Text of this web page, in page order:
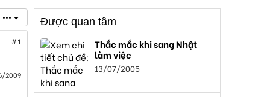
•••
#1
2009
Được quan tâm
Thắc mắc khi sang Nhật
làm việc
13/07/2005